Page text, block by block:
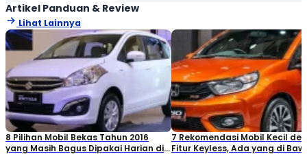
Artikel Panduan & Review
Lihat Lainnya
8 Pilihan Mobil Bekas Tahun 2016
yang Masih Bagus Dipakai Harian di
7 Rekomendasi Mobil Kecil
Fitur Keyless, Ada yang di